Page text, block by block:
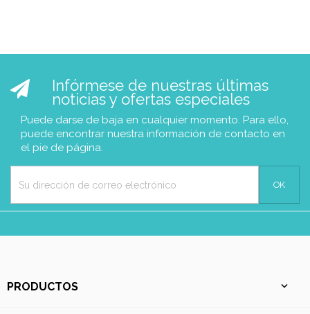
Infórmese de nuestras últimas
noticias y ofertas especiales
Puede darse de baja en cualquier momento. Para ello,
puede encontrar nuestra información de contacto en
el pie de página.
PRODUCTOS 